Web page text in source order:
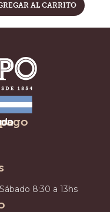
AL CARRITO
8:30 a 13hs